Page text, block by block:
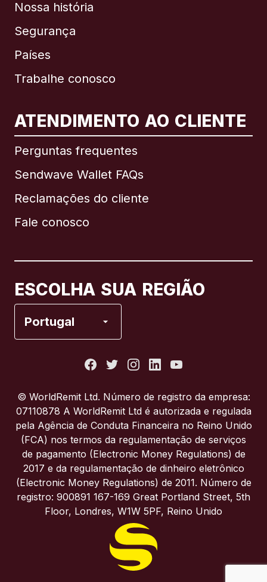
Nossa história
Segurança
Países
Trabalhe conosco
ATENDIMENTO AO CLIENTE
Perguntas frequentes
Sendwave Wallet FAQs
Reclamações do cliente
Fale conosco
ESCOLHA SUA REGIÃO
Portugal
Internacional English
Brasil
Itália
Portugal
Reino Unido
© WorldRemit Ltd. Número de registro da empresa:
07110878 A WorldRemit Ltd é autorizada e regulada
pela Agência de Conduta Financeira no Reino Unido
(FCA) nos termos da regulamentação de serviços
de pagamento (Electronic Money Regulations) de
2017 e da regulamentação de dinheiro eletrônico
(Electronic Money Regulations) de 2011. Número de
registro: 900891 167-169 Great Portland Street, 5th
Floor, Londres, W1W 5PF, Reino Unido